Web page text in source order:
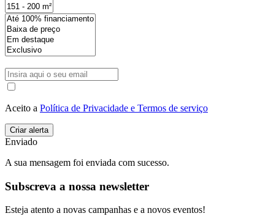
Aceito a Política de Privacidade e Termos de serviço
Enviado
A sua mensagem foi enviada com sucesso.
Subscreva a nossa newsletter
Esteja atento a novas campanhas e a novos eventos!